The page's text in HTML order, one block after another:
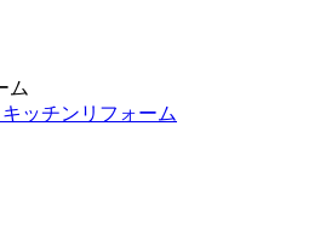
ム
ッチンリフォーム